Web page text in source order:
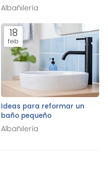
Albañilería
18
feb
Ideas para reformar un
baño pequeño
Albañilería